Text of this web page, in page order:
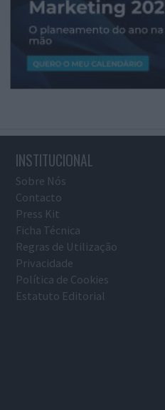
INSTITUCIONAL
Sobre Nós
Contacto
Press Kit
Ficha Técnica
Regras de Utilização
Privacidade
Política de Cookies
Estatuto Editorial